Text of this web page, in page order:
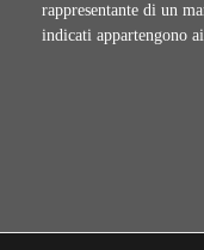
rappresentante di un
indicati appartengono